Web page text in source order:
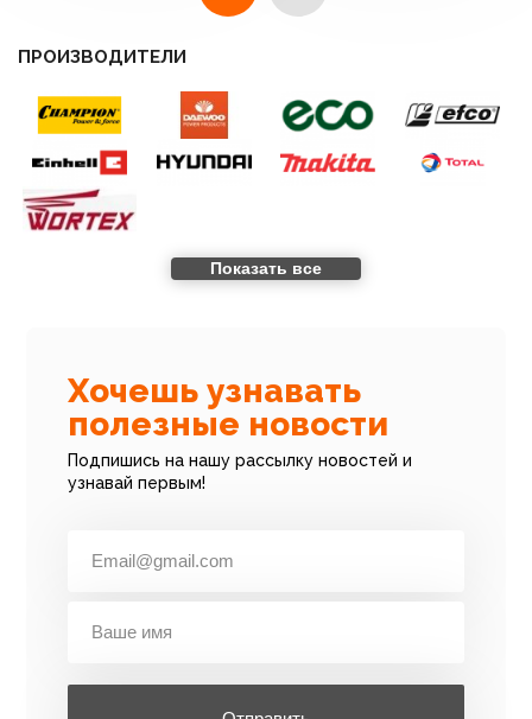
ПРОИЗВОДИТЕЛИ
Показать все
Хочешь узнавать
полезные новости
Подпишись на нашу рассылку новостей и
узнавай первым!